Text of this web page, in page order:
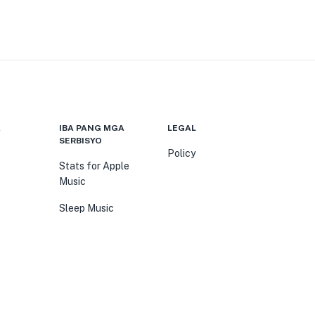
IBA PANG MGA
SERBISYO
Stats for Apple
Music
Sleep Music
LEGAL
Policy